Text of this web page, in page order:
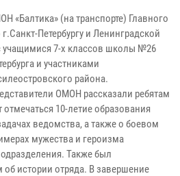
«Балтика» (на транспорте) Главного
Петербургу и Ленинградской
учащимися 7-х классов школы №26
и участниками
района.
ОМОН рассказали ребятам
отмечаться 10-летие образования
ведомства, а также о боевом
мужества и героизма
Также был
истории отряда. В завершение